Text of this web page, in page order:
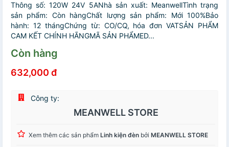
Thông số: 120W 24V 5ANhà sản xuất: MeanwellTình trạng
sản phẩm: Còn hàngChất lượng sản phẩm: Mới 100%Bảo
hành: 12 thángChứng từ: CO/CQ, hóa đơn VATSẢN PHẨM
CAM KẾT CHÍNH HÃNGMÃ SẢN PHẨMED...
Còn hàng
632,000 đ
Công ty:
MEANWELL STORE
Xem thêm các sản phẩm Linh kiện đèn bởi MEANWELL STORE